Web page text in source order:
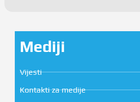
Mediji
Vijesti
Kontakti za medije